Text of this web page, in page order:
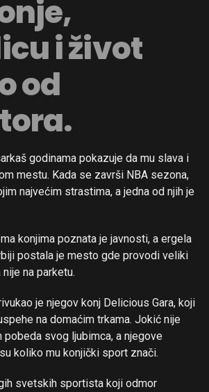
i život
od
godinama pokazuje da mu slava i
mestu. Kada se završi NBA sezona,
najvećim strastima, a jedna od njih je
konjima poznata je javnosti, a ergela
postala je mesto gde provodi veliki
na parketu.
je njegov konj Delicious Gara, koji
na domaćim trkama. Jokić nije
pobeda svog ljubimca, a njegove
koliko mu konjički sport znači.
svetskih sportista koji odmor
Flipboard
Reddit
Pinterest
Email